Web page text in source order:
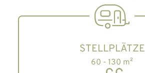
STELLPLÄTZE
60 - 130 m²